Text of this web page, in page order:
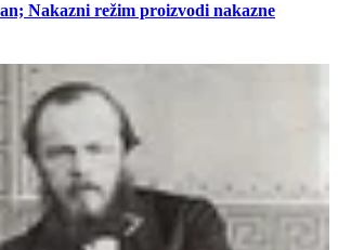
Nakazni režim proizvodi nakazne